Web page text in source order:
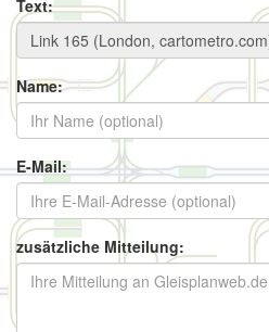
Text:
Name:
E-Mail:
zusätzliche Mitteilung: